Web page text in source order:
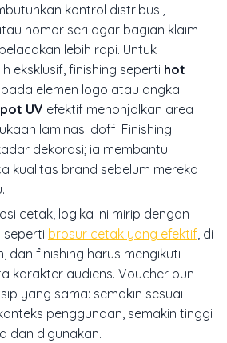
kontrol distribusi,
nomor seri agar bagian klaim
lebih rapi. Untuk
eksklusif, finishing seperti hot
elemen logo atau angka
UV efektif menonjolkan area
laminasi doff. Finishing
dekorasi; ia membantu
kualitas brand sebelum mereka
cetak, logika ini mirip dengan
seperti brosur cetak yang efektif, di
dan finishing harus mengikuti
karakter audiens. Voucher pun
yang sama: semakin sesuai
penggunaan, semakin tinggi
dan digunakan.